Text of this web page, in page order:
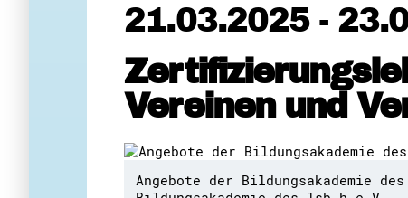
21.03.2025 -
Vereinen und
Angebote der Bildungsakademie